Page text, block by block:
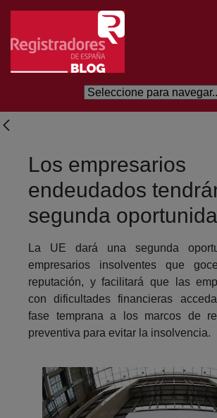
Skip to Main Content
Los empresarios
endeudados
segunda
La UE dará una segunda
empresarios insolventes que
reputación, y facilitará que las
con dificultades financieras
fase temprana a los marcos de
preventiva para evitar la insolvencia.